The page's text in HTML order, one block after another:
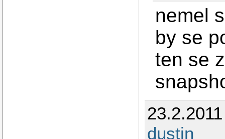
nemel
by se
ten se
dustin